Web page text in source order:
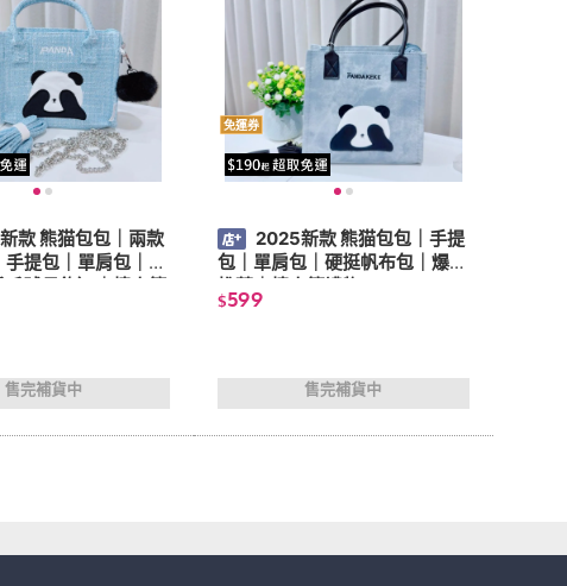
款 熊猫包包｜兩款
提包｜單肩包｜硬
毛球吊飾）｜情人節
售完補貨中
免運券
2025新款 熊猫包包｜手提
包｜單肩包｜硬挺帆布包｜爆款
推薦｜情人節禮物
$599
售完補貨中